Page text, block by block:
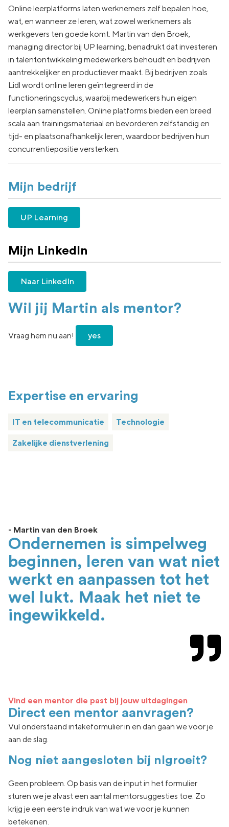
Online leerplatforms laten werknemers zelf bepalen hoe,
wat, en wanneer ze leren, wat zowel werknemers als
werkgevers ten goede komt. Martin van den Broek,
managing director bij UP learning, benadrukt dat investeren
in talentontwikkeling medewerkers behoudt en bedrijven
aantrekkelijker en productiever maakt. Bij bedrijven zoals
Lidl wordt online leren geïntegreerd in de
functioneringscyclus, waarbij medewerkers hun eigen
leerplan samenstellen. Online platforms bieden een breed
scala aan trainingsmateriaal en bevorderen zelfstandig en
tijd- en plaatsonafhankelijk leren, waardoor bedrijven hun
concurrentiepositie versterken.
Mijn bedrijf
UP Learning
Mijn LinkedIn
Naar LinkedIn
Wil jij Martin als mentor?
Vraag hem nu aan! yes
Expertise en ervaring
IT en telecommunicatie Technologie
Zakelijke dienstverlening
- Martin van den Broek
Ondernemen is simpelweg
beginnen, leren van wat niet
werkt en aanpassen tot het
wel lukt. Maak het niet te
ingewikkeld.
Vind een mentor die past bij jouw uitdagingen
Direct een mentor aanvragen?
Vul onderstaand intakeformulier in en dan gaan we voor je
aan de slag.
Nog niet aangesloten bij nlgroeit?
Geen probleem. Op basis van de input in het formulier
sturen we je alvast een aantal mentorsuggesties toe. Zo
krijg je een eerste indruk van watwe voor je kunnen
betekenen.